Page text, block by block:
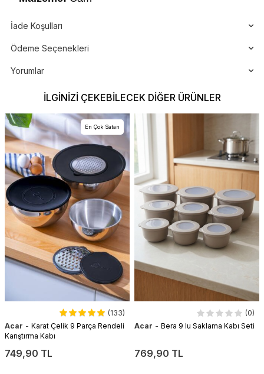
İade Koşulları
Ödeme Seçenekleri
Yorumlar
İLGINIZI ÇEKEBILECEK DIĞER ÜRÜNLER
En Çok Satan
(133)
Acar - Karat Çelik 9 Parça Rendeli
Karıştırma Kabı
749,90 TL
(0)
Acar - Bera 9 lu Saklama Kabı Seti
769,90 TL